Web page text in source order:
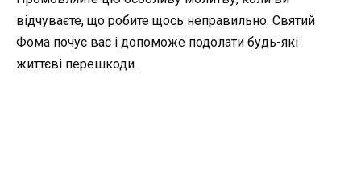
відчуваєте, що робите щось неправильно. Святий
Фома почує вас і допоможе подолати будь-які
життєві перешкоди.